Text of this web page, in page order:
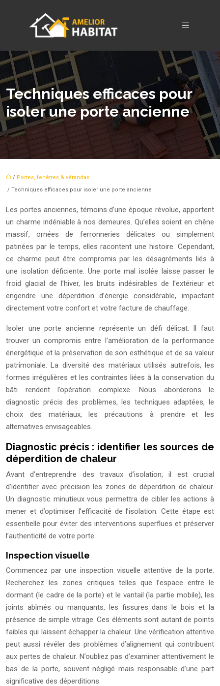
Techniques efficaces pour
isoler une porte ancienne
/ Portes, fenêtres & vérandas
/ Techniques efficaces pour isoler une porte ancienne
Les portes anciennes, témoins d’une époque révolue, apportent
un charme indéniable à nos demeures. Qu’elles soient en chêne
massif, ornées de ferronneries délicates ou simplement
patinées par le temps, elles racontent une histoire. Cependant,
ce charme peut être compromis par les désagréments liés à
une isolation déficiente. Une porte mal isolée laisse passer le
froid glacial de l’hiver, les bruits indésirables de l’extérieur et
engendre une déperdition d’énergie considérable, impactant
directement votre confort et votre facture de chauffage.
Isoler une porte ancienne représente un défi délicat. Il faut
trouver un compromis entre l’amélioration de la performance
énergétique et la préservation de son esthétique et de sa valeur
patrimoniale. La diversité des matériaux utilisés autrefois, les
formes irrégulières et les contraintes liées à la conservation du
bâti rendent l’opération complexe. Nous aborderons le
diagnostic précis des problèmes, les techniques adaptées, le
choix des matériaux, les précautions à prendre et les
alternatives envisageables.
Diagnostic précis : identifier les sources de
déperdition de chaleur
Avant d’entreprendre des travaux d’isolation, il est crucial
d’identifier avec précision les zones de déperdition de chaleur.
Un diagnostic minutieux vous permettra de cibler les actions à
mener et d’optimiser l’efficacité de l’isolation. Cette étape est
essentielle pour éviter des interventions superflues et préserver
l’authenticité de votre porte.
Inspection visuelle
Commencez par une inspection visuelle attentive de la porte.
Recherchez les zones critiques telles que l’espace entre le
dormant (le cadre de la porte) et le vantail (la partie mobile), les
joints abîmés ou manquants, les fissures dans le bois et la
présence de simple vitrage. Ces éléments sont autant de points
faibles qui laissent échapper la chaleur. Une vérification attentive
peut aussi révéler des problèmes d’alignement qui contribuent
aux pertes de chaleur. N’oubliez pas d’examiner attentivement le
bas de la porte, souvent négligé mais responsable d’une part
significative des déperditions.